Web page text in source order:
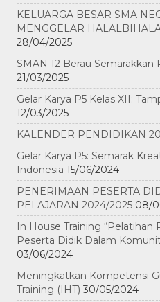
KELUARGA BESAR SMA
MENGGELAR
28/04/2025
SMAN 12 Berau
21/03/2025
Gelar Karya P5 Kelas XII:
12/03/2025
KALENDER PENDIDIKAN
Gelar Karya P5: Semarak
Indonesia 15/06/2024
PENERIMAAN PESERTA
PELAJARAN 2024/2025 08/
In House Training
Peserta Didik Dalam
03/06/2024
Meningkatkan Kompetensi
Training (IHT) 30/05/2024